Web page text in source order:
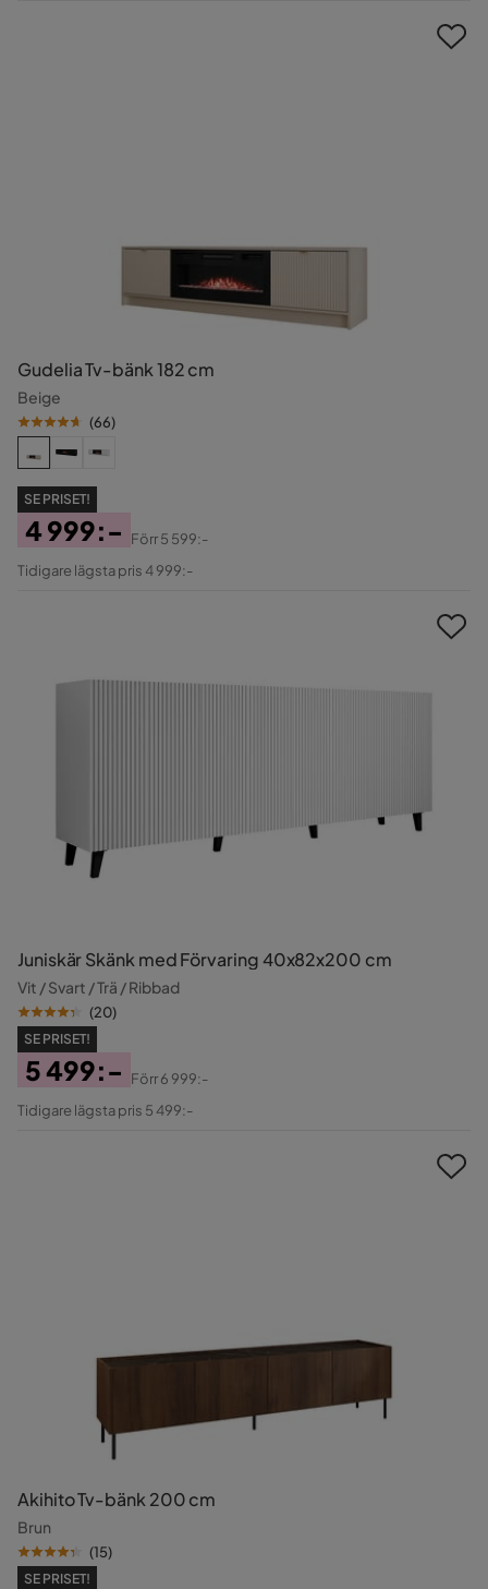
Gudelia Tv-bänk 182 cm
Beige
(66)
SE PRISET!
Pris
4 999:-
Original
Förr5 599:-
Tidigare lägsta pris 4 999:-
Juniskär Skänk med Förvaring 40x82x200 cm
Vit / Svart / Trä / Ribbad
(20)
SE PRISET!
Pris
5 499:-
Original
Förr6 999:-
Tidigare lägsta pris 5 499:-
Akihito Tv-bänk 200 cm
Brun
(15)
SE PRISET!